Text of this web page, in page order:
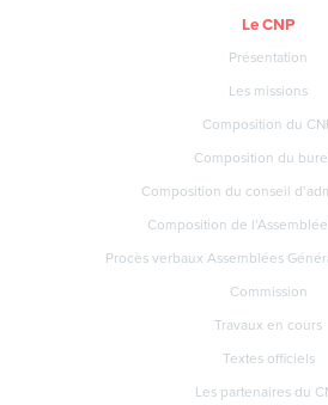
Le CNP
Présentation
Les missions
Composition du
Composition du
Composition du conseil
Composition de
Procès verbaux Assemblées
Commission
Travaux en cours
Textes officiels
Les partenaires du